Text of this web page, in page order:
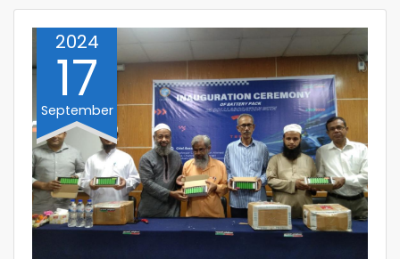
2024
17
September